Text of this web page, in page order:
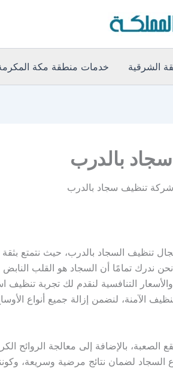
الشرقية خدمات منطقة مكة
بالدرب
شركة تنظيف سجاد بالدرب
السجاد بالدرب، حيث نتمتع بثقة
تمامًا أن السجاد هو القلب النابض
التنافسية لنقدم لك تجربة تنظيف
الآمنة، لنضمن إزالة جميع أنواع
الصعبة، بالإضافة إلى معالجة الروائح
السجاد لضمان نتائج مرضية وسريعة،